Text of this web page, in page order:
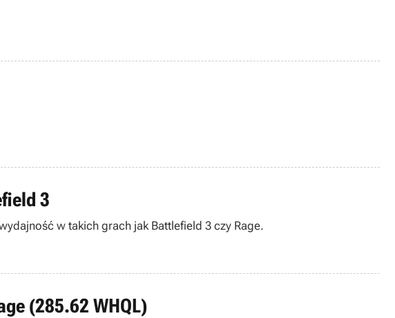
3
w takich grach jak Battlefield 3 czy Rage.
(285.62 WHQL)